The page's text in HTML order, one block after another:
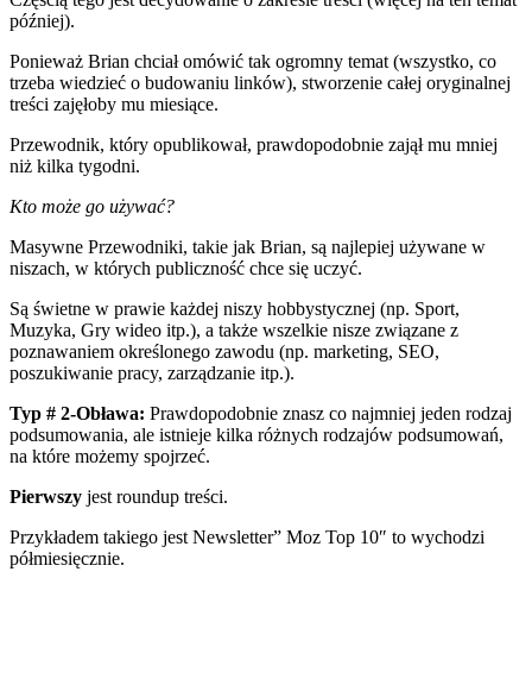
później).
Ponieważ Brian chciał omówić tak ogromny temat (wszystko, co
trzeba wiedzieć o budowaniu linków), stworzenie całej oryginalnej
treści zajęłoby mu miesiące.
Przewodnik, który opublikował, prawdopodobnie zajął mu mniej
niż kilka tygodni.
Kto może go używać?
Masywne Przewodniki, takie jak Brian, są najlepiej używane w
niszach, w których publiczność chce się uczyć.
Są świetne w prawie każdej niszy hobbystycznej (np. Sport,
Muzyka, Gry wideo itp.), a także wszelkie nisze związane z
poznawaniem określonego zawodu (np. marketing, SEO,
poszukiwanie pracy, zarządzanie itp.).
Typ # 2-Obława: Prawdopodobnie znasz co najmniej jeden rodzaj
podsumowania, ale istnieje kilka różnych rodzajów podsumowań,
na które możemy spojrzeć.
Pierwszy jest roundup treści.
Przykładem takiego jest Newsletter” Moz Top 10″ to wychodzi
półmiesięcznie.